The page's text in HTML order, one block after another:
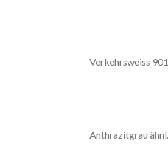
Verkehrsweiss
Anthrazitgrau